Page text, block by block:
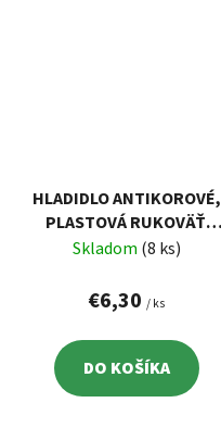
HLADIDLO ANTIKOROVÉ,
PLASTOVÁ RUKOVÄŤ,
360X130MM
Skladom (8 ks)
€6,30 / ks
DO KOŠÍKA